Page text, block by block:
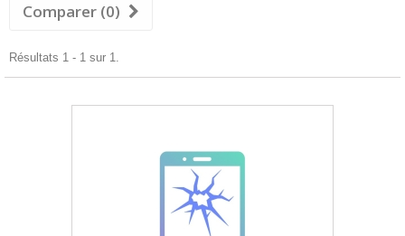
Comparer (0)
Résultats 1 - 1 sur 1.